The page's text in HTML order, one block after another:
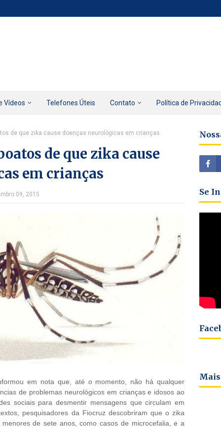
Vídeos Telefones Úteis Contato Política de
de que zika cause doenças neurológicas em crianças
de que zika cause
em crianças
09, 2015
em nota que, até o momento, não há qualquer
de problemas neurológicos em crianças e idosos ao
sociais para desmentir mensagens que circulam em
pesquisadores da Fiocruz descobriram que o zika
de sete anos, como casos de microcefalia, e a
Se